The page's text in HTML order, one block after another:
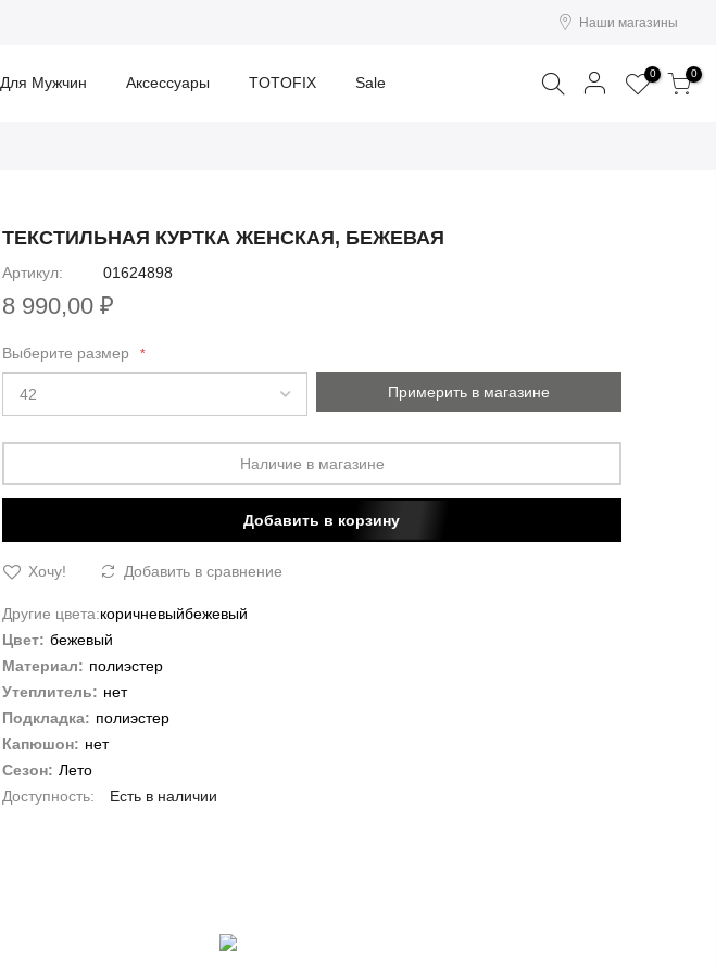
Наши магазины
Для Мужчин Аксессуары TOTOFIX Sale Поиск 0 0
ТЕКСТИЛЬНАЯ КУРТКА ЖЕНСКАЯ, БЕЖЕВАЯ
Артикул 01624898
8 990,00 ₽
Выберите размер
Примерить в магазине
Наличие в магазине
Добавить в корзину
Хочу! Добавить в сравнение
Другие цвета:коричневыйбежевый
Цвет: бежевый
Материал: полиэстер
Утеплитель: нет
Подкладка: полиэстер
Капюшон: нет
Сезон: Лето
Есть в наличии